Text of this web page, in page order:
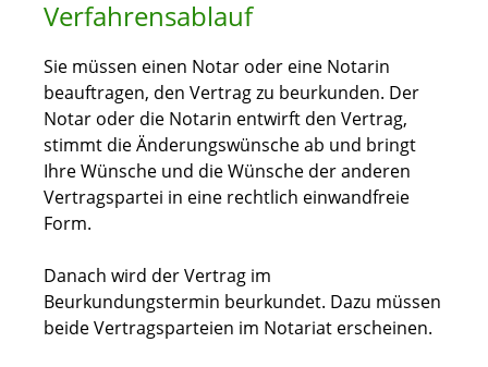
Verfahrensablauf
Sie müssen einen Notar oder eine Notarin
beauftragen, den Vertrag zu beurkunden. Der
Notar oder die Notarin entwirft den Vertrag,
stimmt die Änderungswünsche ab und bringt
Ihre Wünsche und die Wünsche der anderen
Vertragspartei in eine rechtlich einwandfreie
Form.
Danach wird der Vertrag im
Beurkundungstermin beurkundet. Dazu müssen
beide Vertragsparteien im Notariat erscheinen.